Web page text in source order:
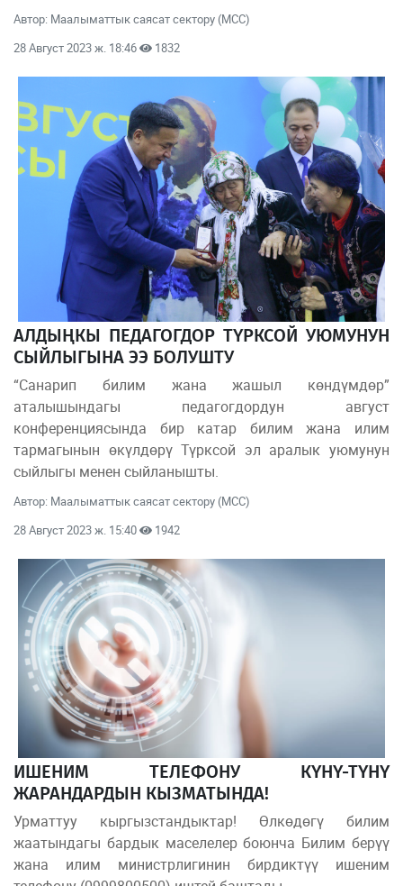
Автор: Маалыматтык саясат сектору (МСС)
28 Август 2023 ж. 18:46
1832
АЛДЫҢКЫ ПЕДАГОГДОР ТҮРКСОЙ УЮМУНУН
СЫЙЛЫГЫНА ЭЭ БОЛУШТУ
“Санарип билим жана жашыл көндүмдөр”
аталышындагы педагогдордун август
конференциясында бир катар билим жана илим
тармагынын өкүлдөрү Түрксой эл аралык уюмунун
сыйлыгы менен сыйланышты.
Автор: Маалыматтык саясат сектору (МСС)
28 Август 2023 ж. 15:40
1942
ИШЕНИМ ТЕЛЕФОНУ КҮНҮ-ТҮНҮ
ЖАРАНДАРДЫН КЫЗМАТЫНДА!
Урматтуу кыргызстандыктар! Өлкөдөгү билим
жаатындагы бардык маселелер боюнча Билим берүү
жана илим министрлигинин бирдиктүү ишеним